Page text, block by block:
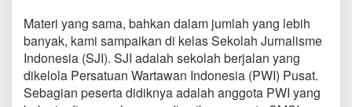
Materi yang sama, bahkan dalam jumlah yang lebih
banyak, kami sampaikan di kelas Sekolah Jurnalisme
Indonesia (SJI). SJI adalah sekolah berjalan yang
dikelola Persatuan Wartawan Indonesia (PWI) Pusat.
Sebagian peserta didiknya adalah anggota PWI yang